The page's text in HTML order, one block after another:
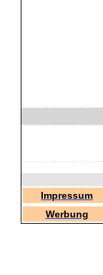
Impressum
Werbung